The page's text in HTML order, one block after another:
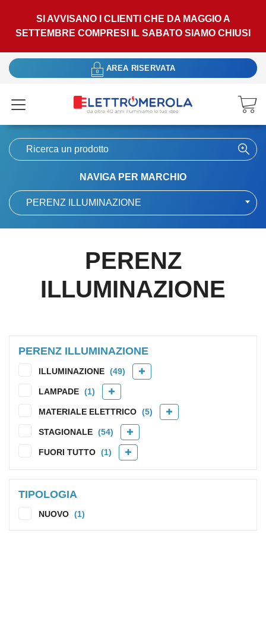
SI AVVISANO I CLIENTI CHE DA MAGGIO A
SETTEMBRE COMPRESI IL SABATO SIAMO CHIUSI
AREA RISERVATA
NAVIGA PER MARCHIO
PERENZ ILLUMINAZIONE
PERENZ
ILLUMINAZIONE
PERENZ ILLUMINAZIONE
ILLUMINAZIONE (49)
LAMPADE (1)
MATERIALE ELETTRICO (5)
STAGIONALE (54)
FUORI TUTTO (1)
TIPOLOGIA
NUOVO (1)